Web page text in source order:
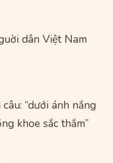
dân Việt Nam
“dưới ánh nắng
khoe sắc thắm”